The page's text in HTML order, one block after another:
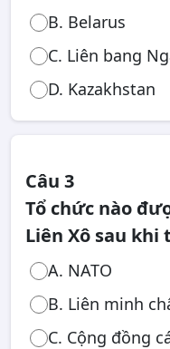
B. Belarus
C. Liên bang
D. Kazakhstan
Câu 3
Tổ chức nào
Liên Xô sau khi
A. NATO
B. Liên minh
C. Cộng đồng